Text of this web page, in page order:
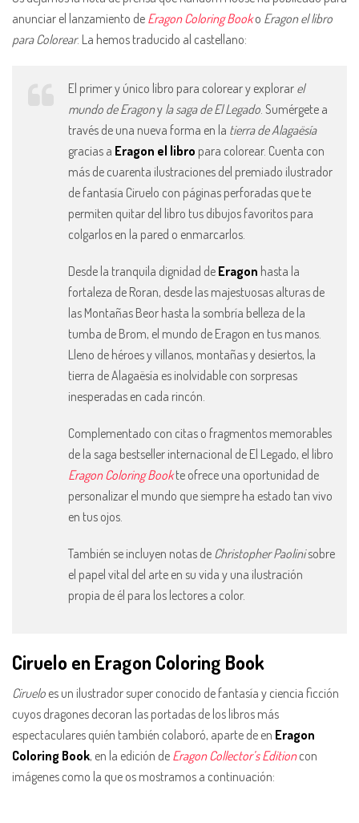
anunciar el lanzamiento de Eragon Coloring Booko Eragon el libro
para Colorear. La hemos traducido al castellano:
El primer y único libro para colorear y explorar el
mundo de Eragony la saga de El Legado . Sumérgete a
través de una nueva forma en la tierra de Alagaësía
gracias a Eragon el libro para colorear. Cuenta con
más de cuarenta ilustraciones del premiado ilustrador
de fantasía Ciruelo con páginas perforadas que te
permiten quitar del libro tus dibujos favoritos para
colgarlos en la pared o enmarcarlos.
Desde la tranquila dignidad de Eragon hasta la
fortaleza de Roran, desde las majestuosas alturas de
las Montañas Beor hasta la sombría belleza de la
tumba de Brom, el mundo de Eragon en tus manos.
Lleno de héroes y villanos, montañas y desiertos, la
tierra de Alagaësía es inolvidable con sorpresas
inesperadas en cada rincón.
Complementado con citas o fragmentos memorables
de la saga bestseller internacional de El Legado, el libro
Eragon Coloring Bookte ofrece una oportunidad de
personalizar el mundo que siempre ha estado tan vivo
en tus ojos.
También se incluyen notas de Christopher Paolinisobre
el papel vital del arte en su vida y una ilustración
propia de él para los lectores a color.
Ciruelo en Eragon Coloring Book
Ciruelo es un ilustrador super conocido de fantasía y ciencia ficción
cuyos dragones decoran las portadas de los libros más
espectaculares quién también colaboró, aparte de en Eragon
Coloring Book, en la edición de Eragon Collector’s Editioncon
imágenes como la que os mostramos a continuación: